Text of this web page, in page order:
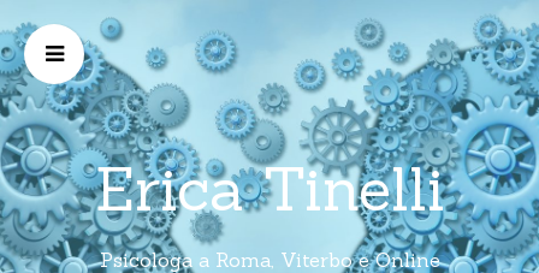
Erica Tinelli
Psicologa a Roma, Viterbo e Online